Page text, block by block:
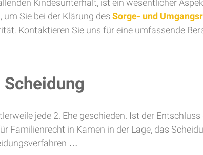
Kindesunterhalt, ist ein wesentlicher
Sie bei der Klärung des Sorge- und
Kontaktieren Sie uns für eine umfassende
jede 2. Ehe geschieden. Ist der
Familienrecht in Kamen in der Lage, das
…